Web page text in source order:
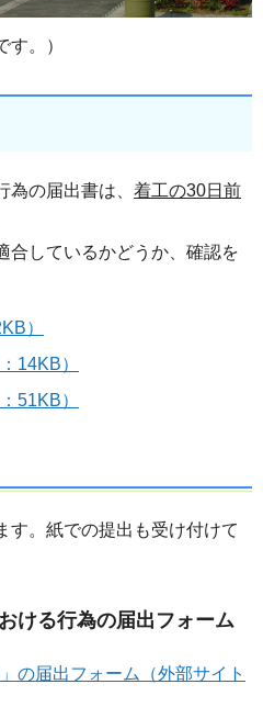
す。）
の届出書は、 着工の30日前
合しているかどうか、確認を
）
14KB）
51KB）
す。紙での提出も受け付けて
ける行為の届出フォーム
の届出フォーム（外部サイト